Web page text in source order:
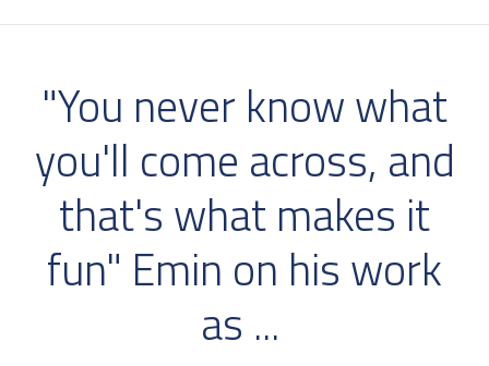
"You never know what
you'll come across, and
that's what makes it
fun" Emin on his work
as ...